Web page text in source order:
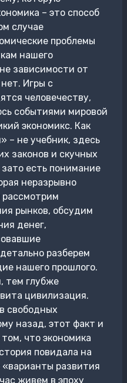
– это способ
случае
проблемы
нашего
зависимости от
Игры с
человечеству,
событиями мировой
экономикс. Как
– не учебник, здесь
законов и скучных
есть понимание
неразрывно
рынков, обсудим
денег,
разберем
нашего прошлого.
тем глубже
цивилизация.
свободных
назад, этот факт и
что экономика
повидала на
развития
живем в эпоху